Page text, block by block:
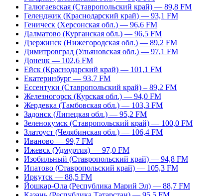
Галюгаевская (Ставропольский край) — 89,8 FM
Геленджик (Краснодарский край) — 93,1 FM
Геническ (Херсонская обл.) — 96,6 FM
Далматово (Курганская обл.) — 96,5 FM
Дзержинск (Нижегородская обл.) — 89,2 FM
Димитровград (Ульяновская обл.) — 97,1 FM
Донецк — 102,6 FM
Ейск (Краснодарский край) — 101,1 FM
Екатеринбург — 93,7 FM
Ессентуки (Ставропольский край) – 89,2 FM
Железногорск (Курская обл.) — 94,0 FM
Жердевка (Тамбовская обл.) — 103,3 FM
Задонск (Липецкая обл.) — 95,2 FM
Зеленокумск (Ставропольский край) — 100,0 FM
Златоуст (Челябинская обл.) — 106,4 FM
Иваново — 99,7 FM
Ижевск (Удмуртия) — 97,0 FM
Изобильный (Ставропольский край) — 94,8 FM
Ипатово (Ставропольский край) — 105,3 FM
Иркутск — 88,5 FM
Йошкар-Ола (Республика Марий Эл) — 88,7 FM